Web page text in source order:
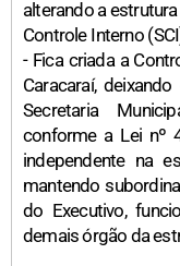
alterando a
Controle Interno
- Fica criada a
Caracaraí,
Secretaria
conforme a Lei nº
independente na
mantendo
do Executivo,
demais órgão da